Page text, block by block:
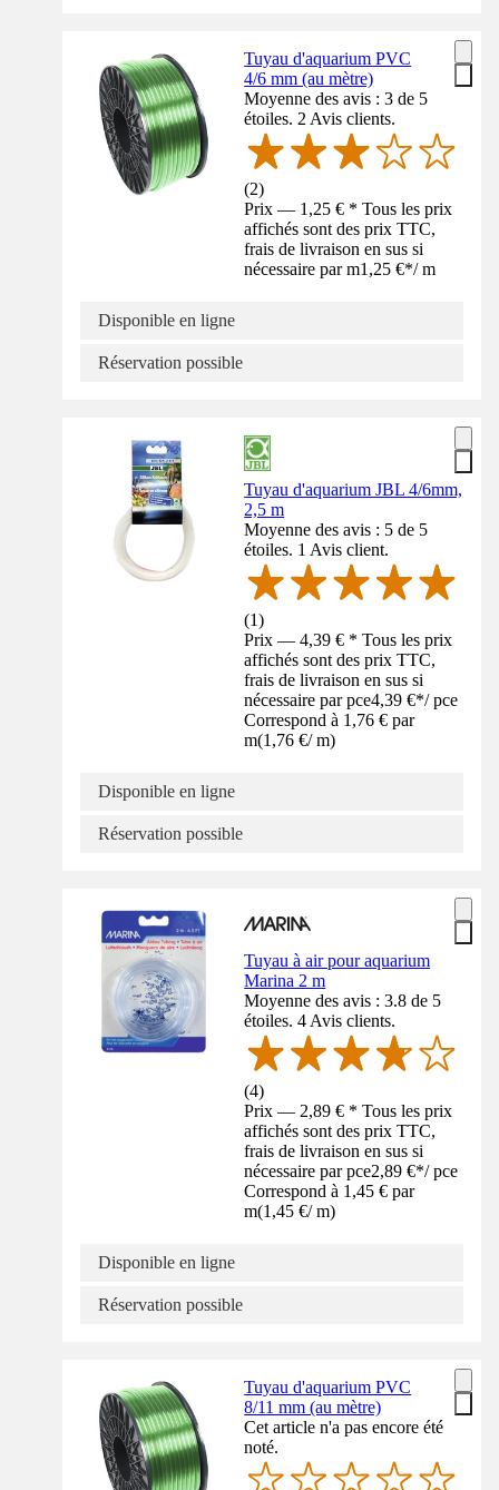
Tuyau d'aquarium PVC
4/6 mm (au mètre)
Moyenne des avis : 3 de 5
étoiles. 2 Avis clients.
(2)
Prix — 1,25 € * Tous les prix
affichés sont des prix TTC,
frais de livraison en sus si
nécessaire par m1,25 €*/ m
Disponible en ligne
Réservation possible
Tuyau d'aquarium JBL 4/6mm,
2,5 m
Moyenne des avis : 5 de 5
étoiles. 1 Avis client.
(1)
Prix — 4,39 € * Tous les prix
affichés sont des prix TTC,
frais de livraison en sus si
nécessaire par pce4,39 €*/ pce
Correspond à 1,76 € par
m(1,76 €/ m)
Disponible en ligne
Réservation possible
Tuyau à air pour aquarium
Marina 2 m
Moyenne des avis : 3.8 de 5
étoiles. 4 Avis clients.
(4)
Prix — 2,89 € * Tous les prix
affichés sont des prix TTC,
frais de livraison en sus si
nécessaire par pce2,89 €*/ pce
Correspond à 1,45 € par
m(1,45 €/ m)
Disponible en ligne
Réservation possible
Tuyau d'aquarium PVC
8/11 mm (au mètre)
Cet article n'a pas encore été
noté.